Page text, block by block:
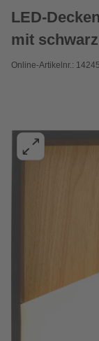
LED-
mit
Online-Artikelnr.: